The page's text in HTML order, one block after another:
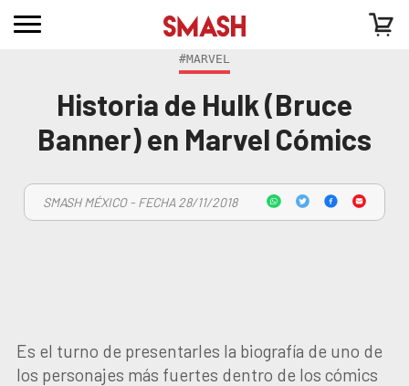
#MARVEL
Historia de Hulk (Bruce
Banner) en Marvel Cómics
SMASH MÉXICO - FECHA 28/11/2018
Es el turno de presentarles la biografía de uno de
los personajes más fuertes dentro de los cómics